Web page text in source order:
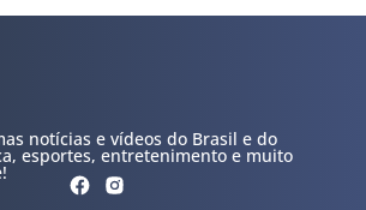
notícias e vídeos do Brasil e do
esportes, entretenimento e muito